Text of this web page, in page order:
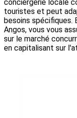
conciergerie locale
touristes et peut
besoins spécifiques.
Angos, vous vous
sur le marché
en capitalisant sur